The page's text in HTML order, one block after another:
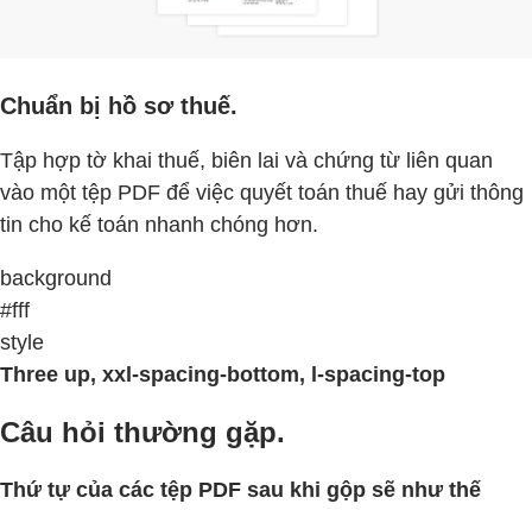
Chuẩn bị hồ sơ thuế.
Tập hợp tờ khai thuế, biên lai và chứng từ liên quan
vào một tệp PDF để việc quyết toán thuế hay gửi thông
tin cho kế toán nhanh chóng hơn.
background
#fff
style
Three up, xxl-spacing-bottom, l-spacing-top
Câu hỏi thường gặp.
Thứ tự của các tệp PDF sau khi gộp sẽ như thế